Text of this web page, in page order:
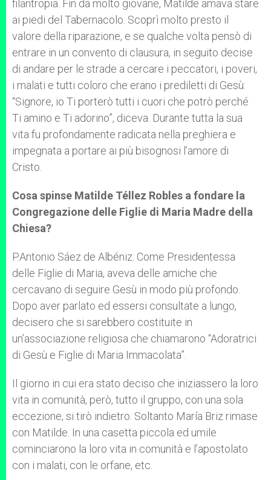
filantropia. Fin da molto giovane, Matilde amava stare
ai piedi del Tabernacolo. Scoprì molto presto il
valore della riparazione, e se qualche volta pensò di
entrare in un convento di clausura, in seguito decise
di andare per le strade a cercare i peccatori, i poveri,
i malati e tutti coloro che erano i prediletti di Gesù:
“Signore, io Ti porterò tutti i cuori che potrò perché
Ti amino e Ti adorino”, diceva. Durante tutta la sua
vita fu profondamente radicata nella preghiera e
impegnata a portare ai più bisognosi l’amore di
Cristo.
Cosa spinse Matilde Téllez Robles a fondare la
Congregazione delle Figlie di Maria Madre della
Chiesa?
P.Antonio Sáez de Albéniz: Come Presidentessa
delle Figlie di Maria, aveva delle amiche che
cercavano di seguire Gesù in modo più profondo.
Dopo aver parlato ed essersi consultate a lungo,
decisero che si sarebbero costituite in
un’associazione religiosa che chiamarono “Adoratrici
di Gesù e Figlie di Maria Immacolata”.
Il giorno in cui era stato deciso che iniziassero la loro
vita in comunità, però, tutto il gruppo, con una sola
eccezione, si tirò indietro. Soltanto María Briz rimase
con Matilde. In una casetta piccola ed umile
cominciarono la loro vita in comunità e l’apostolato
con i malati, con le orfane, etc.